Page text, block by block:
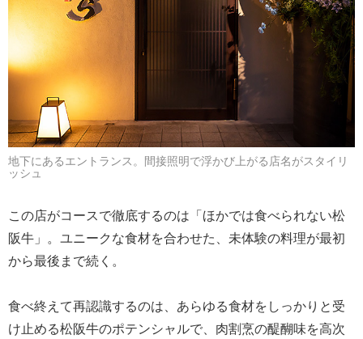
地下にあるエントランス。間接照明で浮かび上がる店名がスタイリ
ッシュ
この店がコースで徹底するのは「ほかでは食べられない松
阪牛」。ユニークな食材を合わせた、未体験の料理が最初
から最後まで続く。
食べ終えて再認識するのは、あらゆる食材をしっかりと受
け止める松阪牛のポテンシャルで、肉割烹の醍醐味を高次